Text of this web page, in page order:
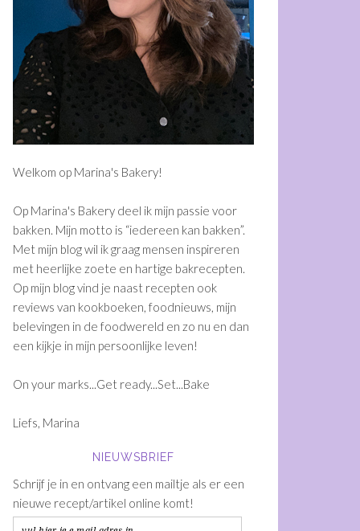
Welkom op Marina's Bakery!
Op Marina's Bakery deel ik mijn passie voor
bakken. Mijn motto is “iedereen kan bakken”.
Met mijn blog wil ik graag mensen inspireren
met heerlijke zoete en hartige bakrecepten.
Op mijn blog vind je naast recepten ook
reviews van kookboeken, foodnieuws, mijn
belevingen in de foodwereld en zo nu en dan
een kijkje in mijn persoonlijke leven!
On your marks...Get ready...Set...Bake
Liefs, Marina
NIEUWSBRIEF
Schrijf je in en ontvang een mailtje als er een
nieuwe recept/artikel online komt!
vul